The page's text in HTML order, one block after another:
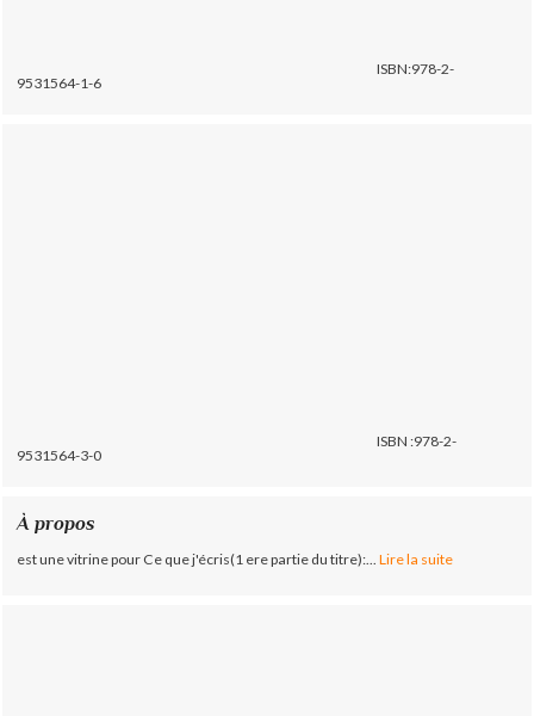
ISBN:978-2-
9531564-1-6
ISBN :978-2-
9531564-3-0
À propos
est une vitrine pour Ce que j'écris(1 ere partie du titre):... Lire la suite